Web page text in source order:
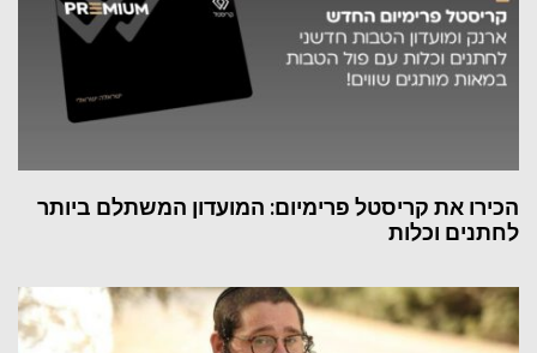
הכירו את קריסטל פרימיום: המועדון המשתלם ביותר
לחתנים וכלות